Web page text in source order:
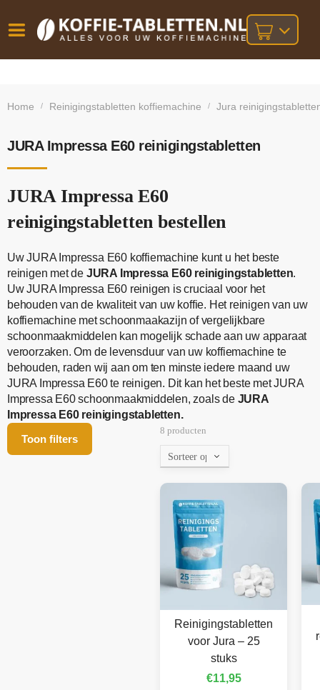
besteld,
bij orders
Home / Reinigingstabletten koffiemachine / Jura
JURA Impressa E60 reinigingstabletten
JURA Impressa E60
reinigingstabletten bestellen
Uw JURA Impressa E60 koffiemachine kunt u het beste
reinigen met de JURA Impressa E60 reinigingstabletten.
Uw JURA Impressa E60 reinigen is cruciaal voor het
behouden van de kwaliteit van uw koffie. Het reinigen van uw
koffiemachine met schoonmaakazijn of vergelijkbare
schoonmaakmiddelen kan mogelijk schade aan uw apparaat
veroorzaken. Om de levensduur van uw koffiemachine te
behouden, raden wij aan om ten minste iedere maand uw
JURA Impressa E60 te reinigen. Dit kan het beste met JURA
Impressa E60 schoonmaakmiddelen, zoals de JURA
Impressa E60 reinigingstabletten.
Toon filters
8 producten
Reinigingstabletten
voor Jura – 25
stuks
€11,95